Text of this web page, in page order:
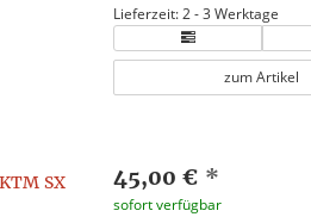
Lieferzeit: 2 - 3 Werktage
zum Artikel
SX
45,00 € *
sofort verfügbar